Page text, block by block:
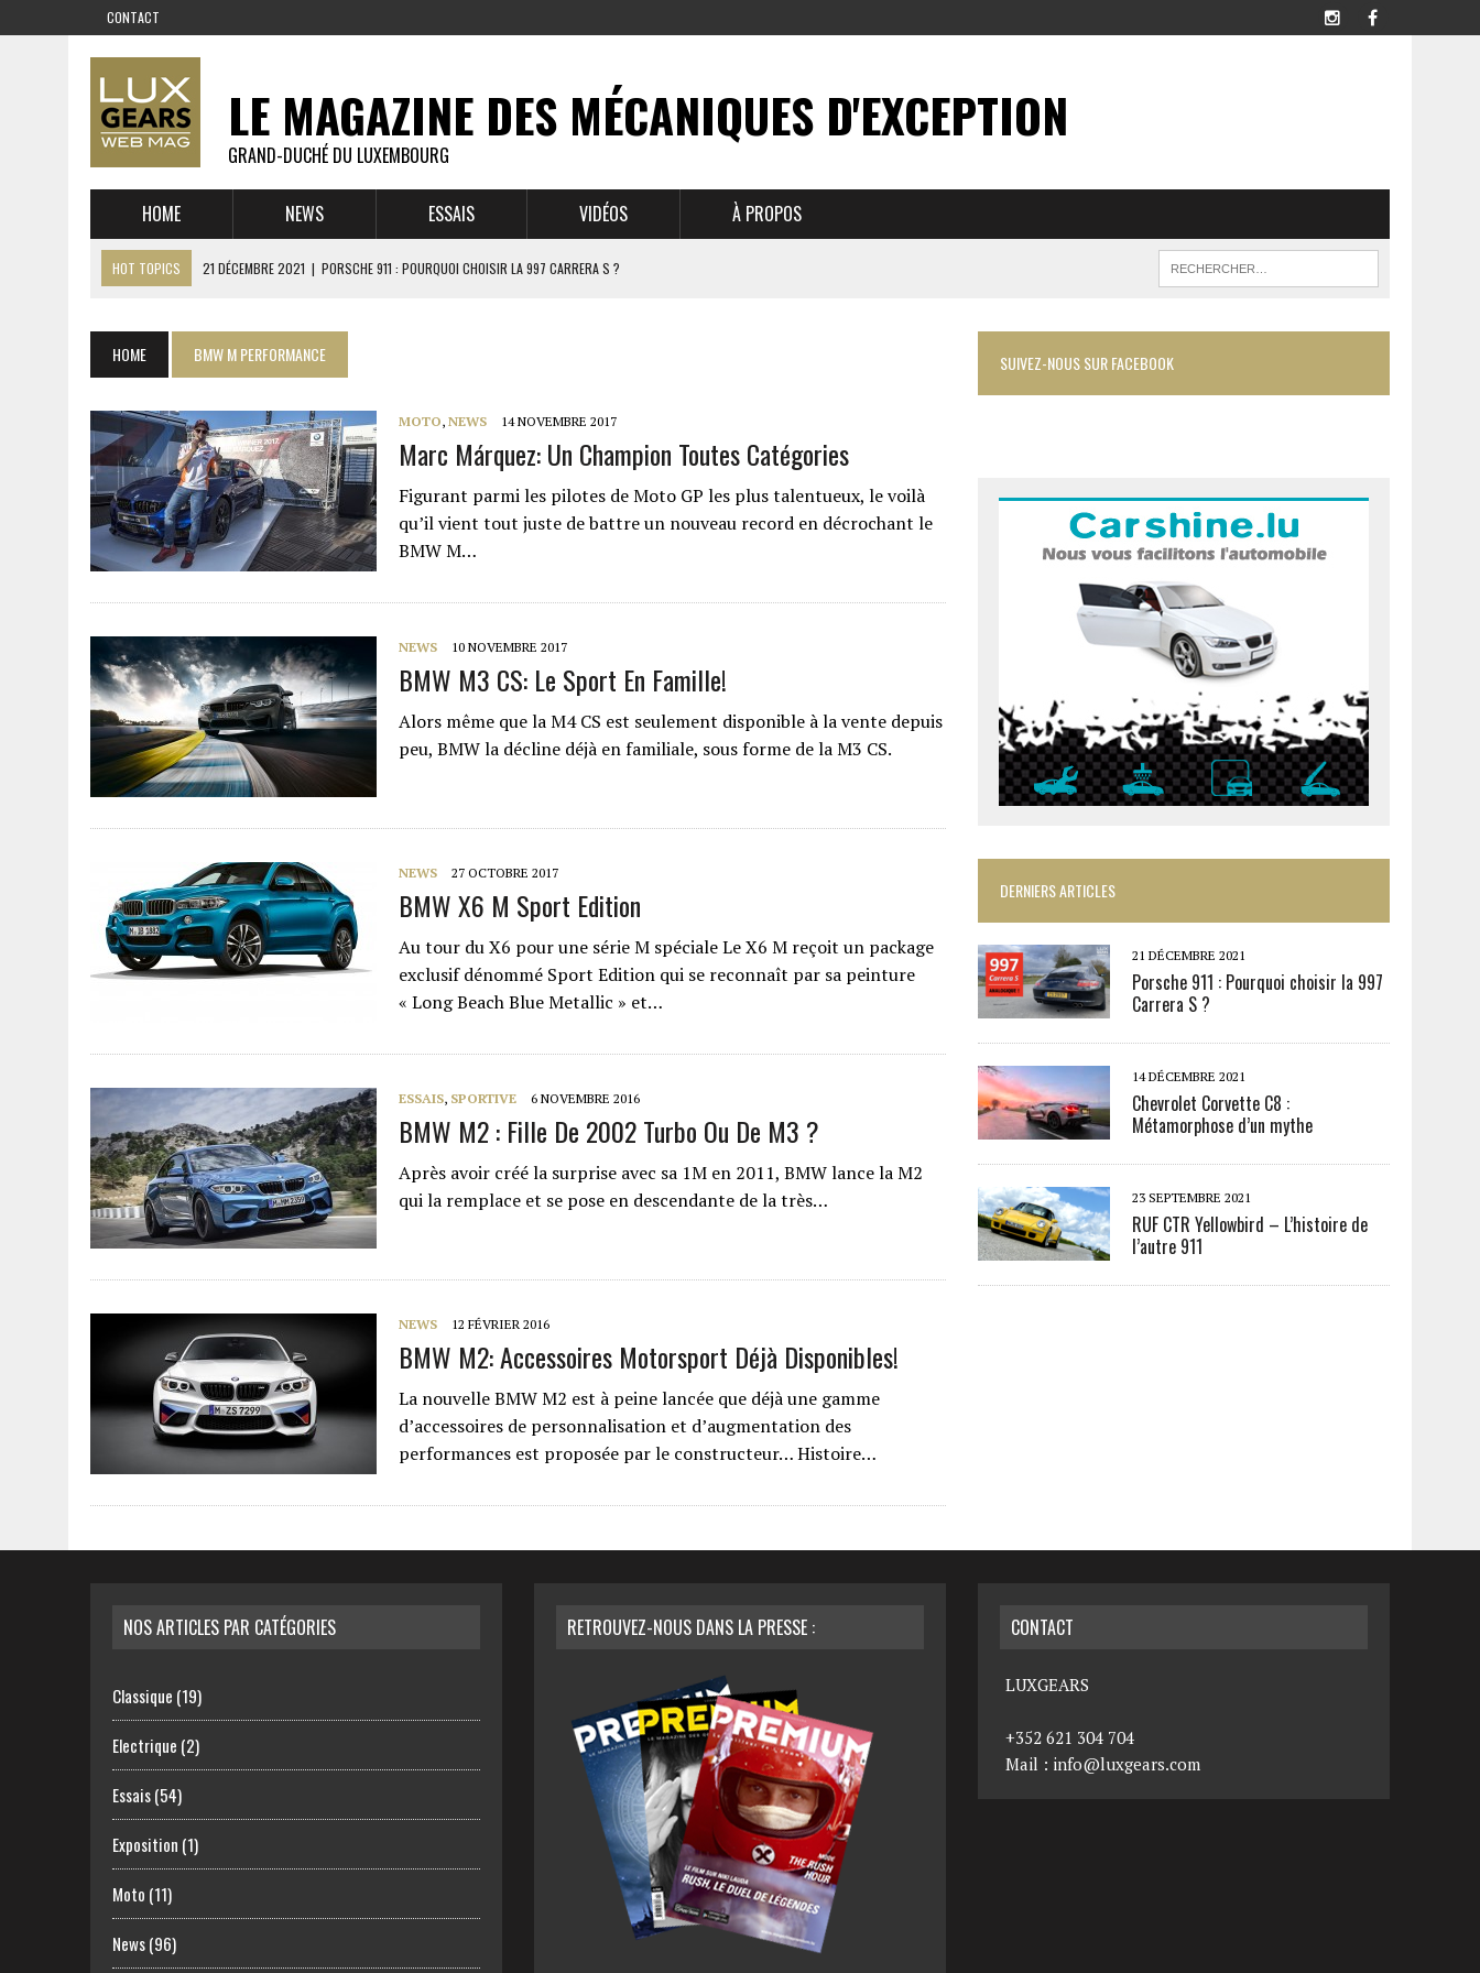
CONTACT
LE MAGAZINE DES MÉCANIQUES D'EXCEPTION
GRAND-DUCHÉ DU LUXEMBOURG
HOME NEWS ESSAIS VIDÉOS À PROPOS
HOT TOPICS 21 DÉCEMBRE 2021 | PORSCHE 911 : POURQUOI CHOISIR LA 997 CARRERA S ?
1 JUIN 2021 | GROUPE 3 : ALPINE A110 1600 S VS PORSCHE 911 2,7 RS
6 AVRIL 2021 | DE L’HUILE SUR LA PISTE – ART CARS
22 OCTOBRE 2020 | EXPO MAZDA 100 ANS – AUTOWORLD MUSEUM BRUSSELS
HOME BMW M PERFORMANCE
MOTO, NEWS 14 NOVEMBRE 2017
Marc Márquez: Un Champion Toutes Catégories
Figurant parmi les pilotes de Moto GP les plus talentueux, le voilà
qu’il vient tout juste de battre un nouveau record en décrochant le
BMW M…
NEWS 10 NOVEMBRE 2017
BMW M3 CS: Le Sport En Famille!
Alors même que la M4 CS est seulement disponible à la vente depuis
peu, BMW la décline déjà en familiale, sous forme de la M3 CS.
NEWS 27 OCTOBRE 2017
BMW X6 M Sport Edition
Au tour du X6 pour une série M spéciale Le X6 M reçoit un package
exclusif dénommé Sport Edition qui se reconnaît par sa peinture
« Long Beach Blue Metallic » et…
ESSAIS, SPORTIVE 6 NOVEMBRE 2016
BMW M2 : Fille De 2002 Turbo Ou De M3 ?
Après avoir créé la surprise avec sa 1M en 2011, BMW lance la M2
qui la remplace et se pose en descendante de la très…
NEWS 12 FÉVRIER 2016
BMW M2: Accessoires Motorsport Déjà Disponibles!
La nouvelle BMW M2 est à peine lancée que déjà une gamme
d’accessoires de personnalisation et d’augmentation des
performances est proposée par le constructeur… Histoire…
SUIVEZ-NOUS SUR FACEBOOK
DERNIERS ARTICLES
21 DÉCEMBRE 2021
Porsche 911 : Pourquoi choisir la 997
Carrera S ?
14 DÉCEMBRE 2021
Chevrolet Corvette C8 :
Métamorphose d’un mythe
23 SEPTEMBRE 2021
RUF CTR Yellowbird – L’histoire de
l’autre 911
NOS ARTICLES PAR CATÉGORIES
Classique (19)
Electrique (2)
Essais(54)
Exposition (1)
Moto (11)
News(96)
RETROUVEZ-NOUS DANS LA PRESSE : CONTACT
LUXGEARS
+352 621 304 704
Mail : info@luxgears.com